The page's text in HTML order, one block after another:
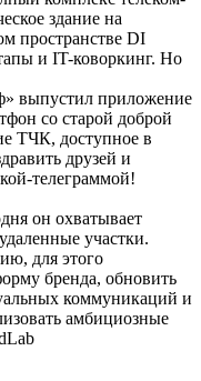
здание на
пространстве DI
и IT-коворкинг. Но
выпустил приложение
со старой доброй
ТЧК, доступное в
друзей и
телеграммой!
он охватывает
участки.
для этого
бренда, обновить
коммуникаций и
амбициозные